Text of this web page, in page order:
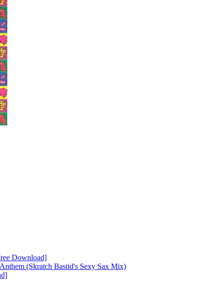
Download]
(Skratch Bastid's Sexy Sax Mix)